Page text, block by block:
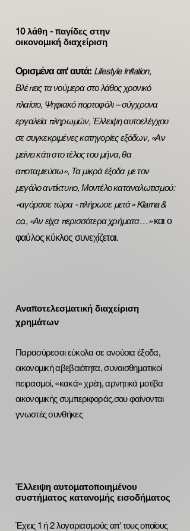
10 λάθη - παγίδες στην
οικονομική διαχείριση
Ορισμένα απ' αυτά: Lifestyle Inflation,
Βλέπεις τα νούμερα στο λάθος χρονικό
πλαίσιο, Ψηφιακό πορτοφόλι – σύγχρονα
εργαλεία πληρωμών, Έλλειψη αυτοελέγχου
σε συγκεκριμένες κατηγορίες εξόδων, «Αν
μείνει κάτι στο τέλος του μήνα, θα
αποταμιεύσω», Τα μικρά έξοδα με τον
μεγάλο αντίκτυπο, Μοντέλο καταναλωτισμού:
«αγόρασε τώρα - πλήρωσε μετά» Klarna &
co., «Αν είχα περισσότερα χρήματα. . .»και ο
φαύλος κύκλος συνεχίζεται.
Αναποτελεσματική διαχείριση
χρημάτων
Παρασύρεσαι εύκολα σε ανούσια έξοδα,
οικονομική αβεβαιότητα, συναισθηματικοί
πειρασμοί, «κακά» χρέη, αρνητικά μοτίβα
οικονομικής συμπεριφοράς,σου φαίνονται
γνωστές συνθήκες
Έλλειψη αυτοματοποιημένου
συστήματος κατανομής εισοδήματος
Έχεις 1 ή 2 λογαριασμούς απ' τους οποίους